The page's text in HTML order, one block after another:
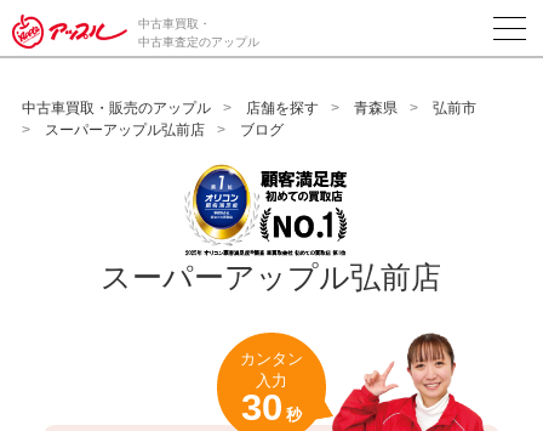
/*ABテスト_新規査定フォームの為のCVボタン*/
中古車買取・
中古車査定のアップル
中古車買取・販売のアップル 店舗を探す 青森県
弘前市
スーパーアップル弘前店
ブログ
スーパーアップル弘前店
カンタン
入力
30 秒